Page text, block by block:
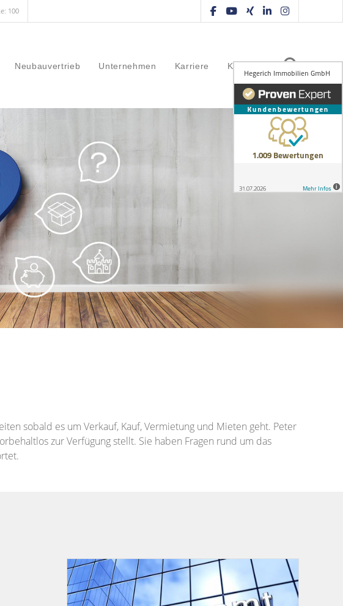
100
Neubauvertrieb Unternehmen Karriere Kontakt
sobald es um Verkauf, Kauf, Vermietung und Mieten geht. Peter
zur Verfügung stellt. Sie haben Fragen rund um das